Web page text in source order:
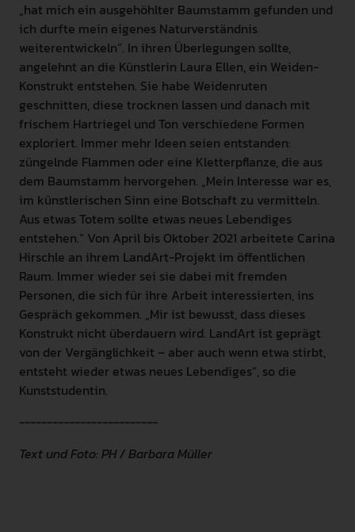
„hat mich ein ausgehöhlter Baumstamm gefunden und
ich durfte mein eigenes Naturverständnis
weiterentwickeln“. In ihren Überlegungen sollte,
angelehnt an die Künstlerin Laura Ellen, ein Weiden-
Konstrukt entstehen. Sie habe Weidenruten
geschnitten, diese trocknen lassen und danach mit
frischem Hartriegel und Ton verschiedene Formen
exploriert. Immer mehr Ideen seien entstanden:
züngelnde Flammen oder eine Kletterpflanze, die aus
dem Baumstamm hervorgehen. „Mein Interesse war es,
im künstlerischen Sinn eine Botschaft zu vermitteln.
Aus etwas Totem sollte etwas neues Lebendiges
entstehen.“ Von April bis Oktober 2021 arbeitete Carina
Hirschle an ihrem LandArt-Projekt im öffentlichen
Raum. Immer wieder sei sie dabei mit fremden
Personen, die sich für ihre Arbeit interessierten, ins
Gespräch gekommen. „Mir ist bewusst, dass dieses
Konstrukt nicht überdauern wird. LandArt ist geprägt
von der Vergänglichkeit – aber auch wenn etwa stirbt,
entsteht wieder etwas neues Lebendiges“, so die
Kunststudentin.
-------------------------
Text und Foto: PH / Barbara Müller